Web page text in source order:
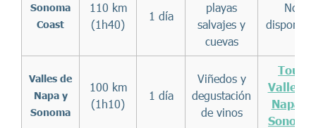
Sonoma
Coast
110 km
(1h40)
1 día
playas
salvajes y
cuevas
No
disponible
Valles de
Napa y
Sonoma
100 km
(1h10)
1 día
Viñedos y
degustación
de vinos
Tour
Valle de
Napa y
Sonoma